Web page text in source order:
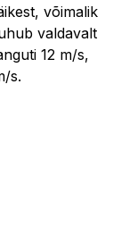
võimalik
valdavalt
12 m/s,
s.